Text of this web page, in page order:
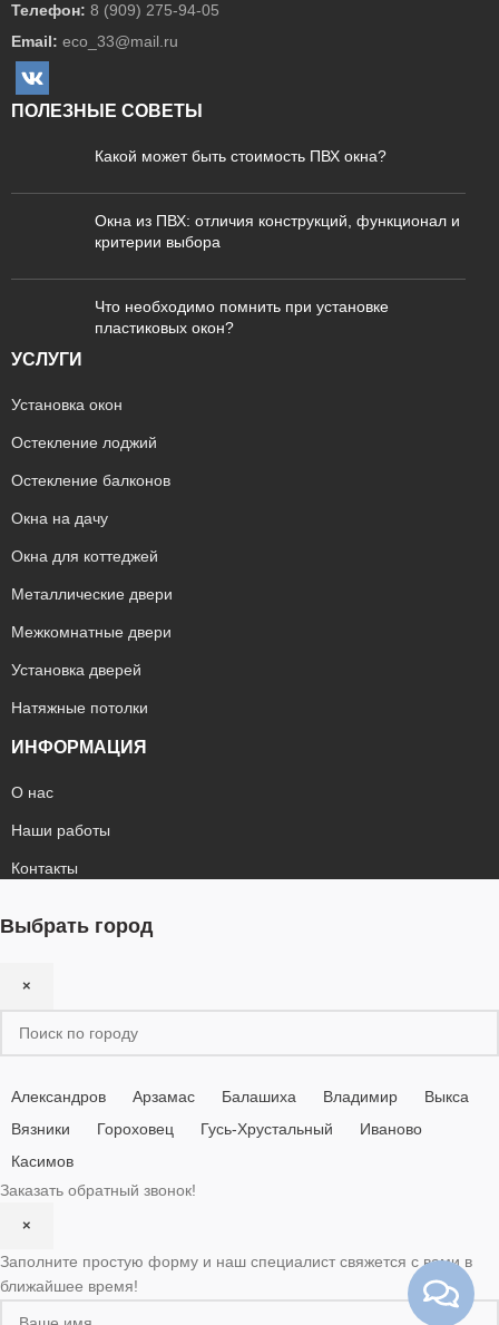
Телефон: 8 (909) 275-94-05
Email: eco_33@mail.ru
ПОЛЕЗНЫЕ СОВЕТЫ
Какой может быть стоимость ПВХ окна?
Окна из ПВХ: отличия конструкций, функционал и
критерии выбора
Что необходимо помнить при установке
пластиковых окон?
УСЛУГИ
Установка окон
Остекление лоджий
Остекление балконов
Окна на дачу
Окна для коттеджей
Металлические двери
Межкомнатные двери
Установка дверей
Натяжные потолки
ИНФОРМАЦИЯ
О нас
Наши работы
Контакты
Выбрать город
×
Александров Арзамас Балашиха Владимир
Выкса
Вязники
Гороховец Гусь-Хрустальный
Иваново
Касимов
Заказать обратный звонок!
×
Заполните простую форму и наш специалист свяжется с вами в
ближайшее время!